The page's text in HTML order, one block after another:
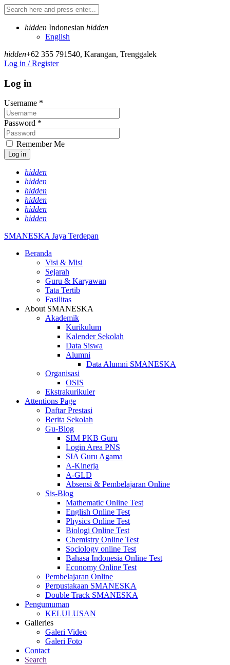
hidden Indonesian hidden
English
hidden+62 355 791540, Karangan, Trenggalek
Log in / Register
Log in
Username *
Password *
Remember Me
Log in
hidden
hidden
hidden
hidden
hidden
hidden
SMANESKA Jaya Terdepan
Beranda
Visi & Misi
Sejarah
Guru & Karyawan
Tata Tertib
Fasilitas
About SMANESKA
Akademik
Kurikulum
Kalender Sekolah
Data Siswa
Alumni
Data Alumni SMANESKA
Organisasi
OSIS
Ekstrakurikuler
Attentions Page
Daftar Prestasi
Berita Sekolah
Gu-Blog
SIM PKB Guru
Login Area PNS
SIA Guru Agama
A-Kinerja
A-GLD
Absensi & Pembelajaran Online
Sis-Blog
Mathematic Online Test
English Online Test
Physics Online Test
Biologi Online Test
Chemistry Online Test
Sociology online Test
Bahasa Indonesia Online Test
Economy Online Test
Pembelajaran Online
Perpustakaan SMANESKA
Double Track SMANESKA
Pengumuman
KELULUSAN
Galleries
Galeri Video
Galeri Foto
Contact
Search